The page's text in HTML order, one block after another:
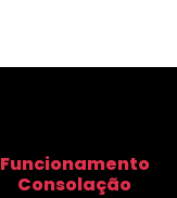
Funcionamento
Consolação